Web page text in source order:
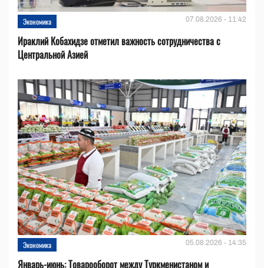
Экономика 07.08.2026 - 11:42
Ираклий Кобахидзе отметил важность сотрудничества с
Центральной Азией
Экономика 05.08.2026 - 14:35
Январь-июнь: Товарооборот между Туркменистаном и